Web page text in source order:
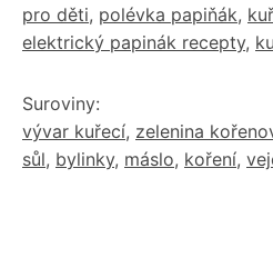
pro děti, polévka papiňák,
elektrický papinák recepty,
Suroviny:
vývar kuřecí, zelenina
sůl, bylinky, máslo, koření,